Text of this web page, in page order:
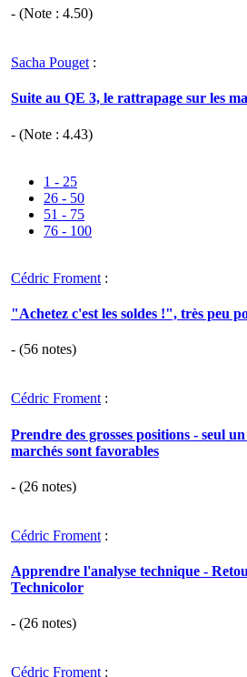
- (Note : 4.50)
Sacha Pouget :
Suite au QE 3, le rattrapage sur les
- (Note : 4.43)
1 - 25
26 - 50
51 - 75
76 - 100
Cédric Froment :
"Achetez c'est les soldes !", très peu
- (56 notes)
Cédric Froment :
Prendre des grosses positions - seul
marchés sont favorables
- (26 notes)
Cédric Froment :
Apprendre l'analyse technique -
Technicolor
- (26 notes)
Cédric Froment :